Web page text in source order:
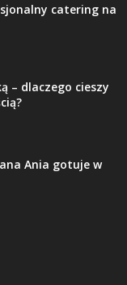
catering na
– dlaczego cieszy
Ania gotuje w